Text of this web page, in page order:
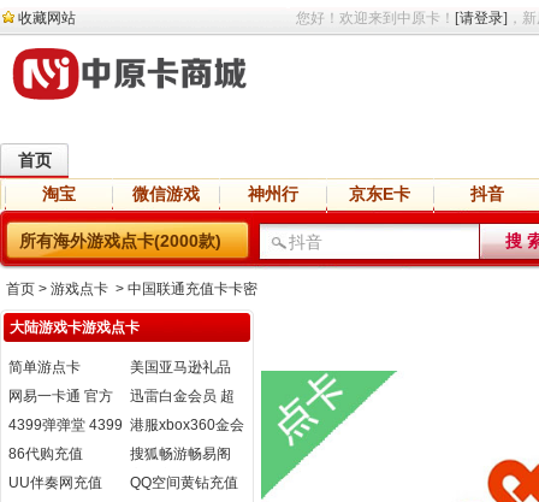
收藏网站 您好！欢迎来到中原卡！ [请登录] ，
首页
淘宝
微信游戏 神州行 京东E卡
抖音
直播
交友 语音 网盘 小说
所有海外游戏点卡(2000款)
首页 > 游戏点卡 > 中国联通充值卡卡密
大陆游戏卡游戏点卡
简单游点卡
美国亚马逊礼品
卡
网易一卡通 官方
直充
迅雷白金会员 超
级会员开通
4399弹弹堂 4399
弹弹堂3点券 自动
港服xbox360金会
员 XBOXlive金会
86代购充值
搜狐畅游畅易阁
官网充值
UU伴奏网充值
QQ空间黄钻充值